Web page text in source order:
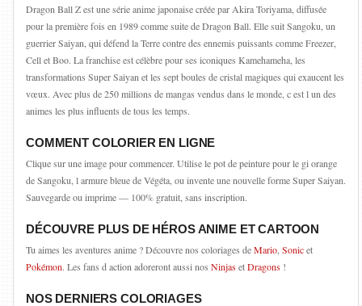
Dragon Ball Z est une série anime japonaise créée par Akira Toriyama, diffusée
pour la première fois en 1989 comme suite de Dragon Ball. Elle suit Sangoku, un
guerrier Saiyan, qui défend la Terre contre des ennemis puissants comme Freezer,
Cell et Boo. La franchise est célèbre pour ses iconiques Kamehameha, les
transformations Super Saiyan et les sept boules de cristal magiques qui exaucent les
vœux. Avec plus de 250 millions de mangas vendus dans le monde, c est l un des
animes les plus influents de tous les temps.
COMMENT COLORIER EN LIGNE
Clique sur une image pour commencer. Utilise le pot de peinture pour le gi orange
de Sangoku, l armure bleue de Végéta, ou invente une nouvelle forme Super Saiyan.
Sauvegarde ou imprime — 100% gratuit, sans inscription.
DÉCOUVRE PLUS DE HÉROS ANIME ET CARTOON
Tu aimes les aventures anime ? Découvre nos coloriages deMario Sonicet
Pokémon. Les fans d action adoreront aussi nos NinjasetDragons !
NOS DERNIERS COLORIAGES